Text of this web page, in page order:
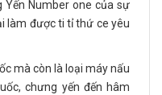
Yến Number one của sự
làm được ti tỉ thứ ce yêu
mà còn là loại máy nấu
chưng yến đến hâm